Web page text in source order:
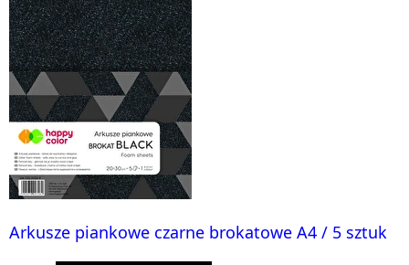
Arkusze piankowe czarne brokatowe A4 / 5 sztuk